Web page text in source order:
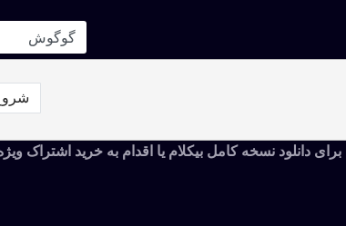
برای دانلود نسخه کامل بیکلام یا اقدام به خرید اشتراک